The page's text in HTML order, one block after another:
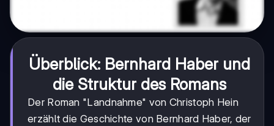
Überblick: Bernhard Haber und
die Struktur des Romans
Der Roman "Landnahme" von Christoph Hein
erzählt die Geschichte von Bernhard Haber, der